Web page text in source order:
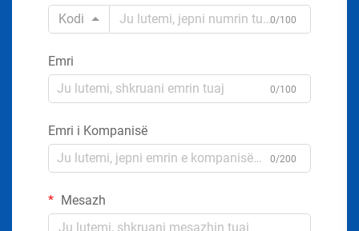
Kodi
0/100
Emri
0/100
Emri i Kompanisë
0/200
Mesazh